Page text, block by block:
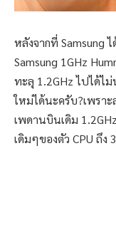
หลังจากที่ Samsung
Samsung 1GHz
ทะลุ 1.2GHz ไปได้ไ
ใหม่ได้นะครับ?เพราะ
เพดานบินเดิม
เดิมๆของตัว CPU ถึง